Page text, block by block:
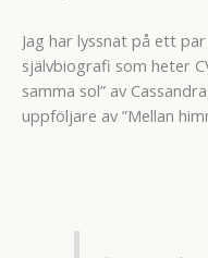
Jag har lyssnat på ett
självbiografi som heter
samma sol” av
uppföljare av ”Mellan